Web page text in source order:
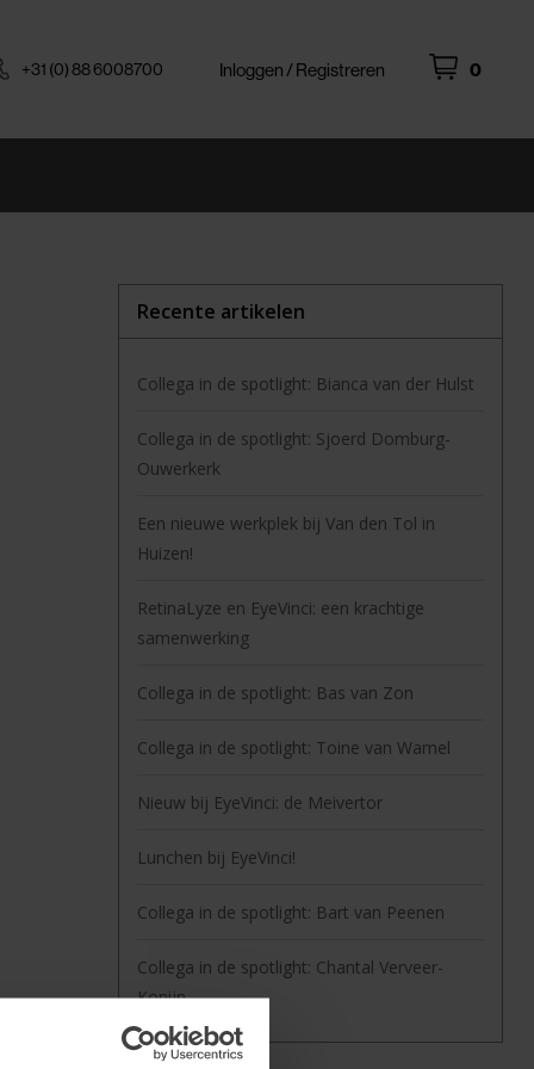
+31 (0) 88 6008700 Inloggen / Registreren 0
Recente artikelen
Collega in de spotlight: Bianca van der Hulst
Collega in de spotlight: Sjoerd Domburg-
Ouwerkerk
Een nieuwe werkplek bij Van den Tol in
Huizen!
RetinaLyze en EyeVinci: een krachtige
samenwerking
Collega in de spotlight: Bas van Zon
Collega in de spotlight: Toine van Wamel
Nieuw bij EyeVinci: de Meivertor
Lunchen bij EyeVinci!
Collega in de spotlight: Bart van Peenen
Collega in de spotlight: Chantal Verveer-
Konijn